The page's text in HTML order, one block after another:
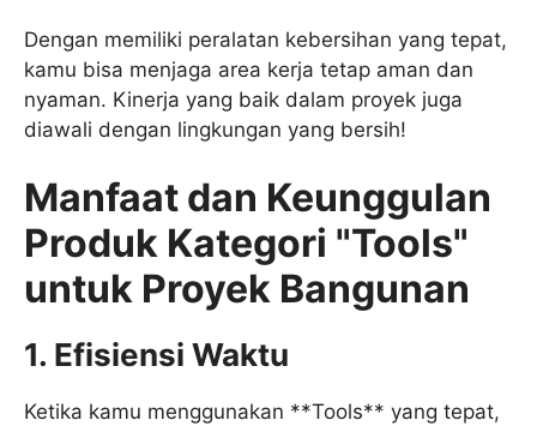
Dengan memiliki peralatan kebersihan yang tepat,
kamu bisa menjaga area kerja tetap aman dan
nyaman. Kinerja yang baik dalam proyek juga
diawali dengan lingkungan yang bersih!
Manfaat dan Keunggulan
Produk Kategori "Tools"
untuk Proyek Bangunan
1. Efisiensi Waktu
Ketika kamu menggunakan **Tools** yang tepat,